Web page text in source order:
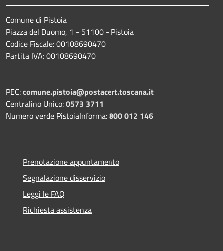
Comune di Pistoia
Piazza del Duomo, 1 - 51100 - Pistoia
Codice Fiscale: 00108690470
Partita IVA: 00108690470
PEC:comune.pistoia@postacert.toscana.it
Centralino Unico:0573 3711
Numero verde PistoiaInforma:800 012 146
Prenotazione appuntamento
Segnalazione disservizio
Leggi le FAQ
Richiesta assistenza